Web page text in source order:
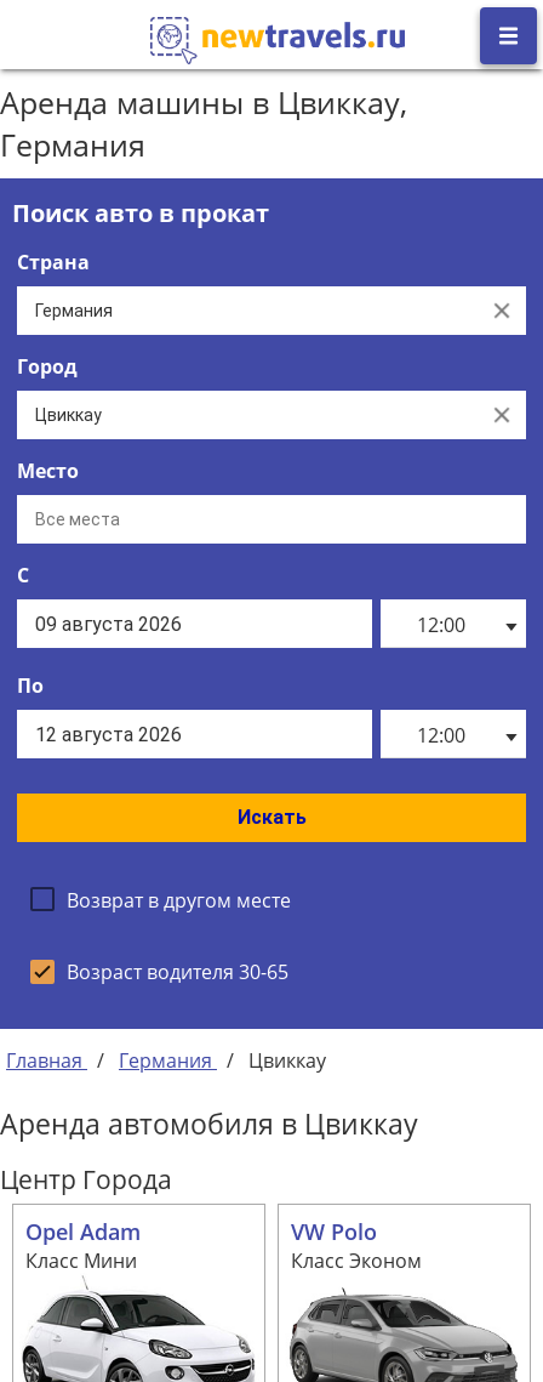
Аренда машины в Цвиккау,
Германия
Поиск авто в прокат
Страна
Clear
Город
Clear
Место
С
12:00
По
12:00
Искать
Возврат в другом месте
Возраст водителя 30-65
Главная / Германия / Цвиккау
Аренда автомобиля в Цвиккау
Центр Города
Opel Adam
Класс Мини
VW Polo
Класс Эконом